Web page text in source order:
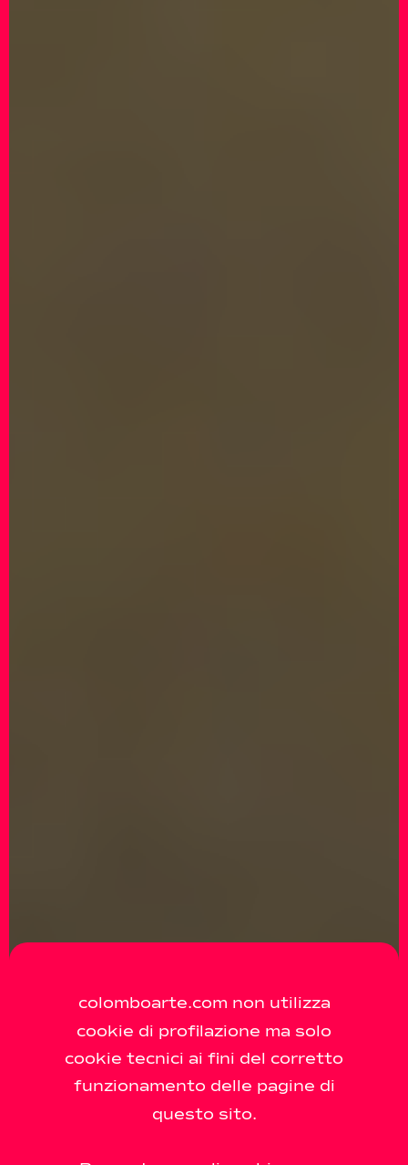
colomboarte.com non utilizza
cookie di profilazione ma solo
cookie tecnici ai fini del corretto
funzionamento delle pagine di
questo sito.